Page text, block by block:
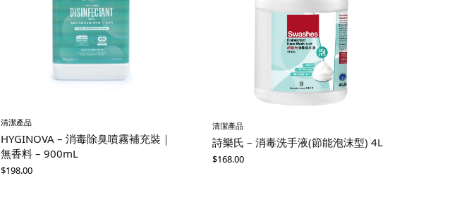
清潔產品
HYGINOVA – 消毒除臭噴霧補充裝｜
無香料 – 900mL
$198.00
清潔產品
詩樂氏 – 消毒洗手液(節能泡沫型) 4L
$168.00